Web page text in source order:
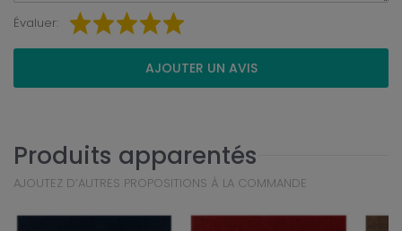
Évaluer:
AJOUTER UN AVIS
Produits apparentés
AJOUTEZ D’AUTRES PROPOSITIONS À LA COMMANDE